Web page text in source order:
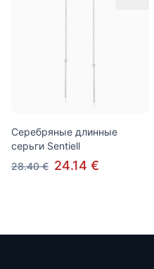
Серебряные длинные
серьги Sentiell
28.40 € 24.14 €